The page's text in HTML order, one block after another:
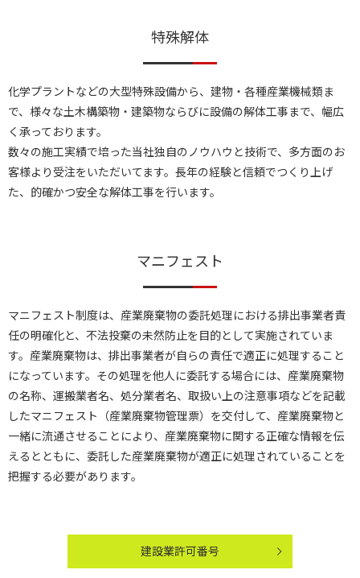
特殊解体
化学プラントなどの大型特殊設備から、建物・各種産業機械類ま
で、様々な土木構築物・建築物ならびに設備の解体工事まで、幅広
く承っております。
数々の施工実績で培った当社独自のノウハウと技術で、多方面のお
客様より受注をいただいてます。長年の経験と信頼でつくり上げ
た、的確かつ安全な解体工事を行います。
マニフェスト
マニフェスト制度は、産業廃棄物の委託処理における排出事業者責
任の明確化と、不法投棄の未然防止を目的として実施されていま
す。産業廃棄物は、排出事業者が自らの責任で適正に処理すること
になっています。その処理を他人に委託する場合には、産業廃棄物
の名称、運搬業者名、処分業者名、取扱い上の注意事項などを記載
したマニフェスト（産業廃棄物管理票）を交付して、産業廃棄物と
一緒に流通させることにより、産業廃棄物に関する正確な情報を伝
えるとともに、委託した産業廃棄物が適正に処理されていることを
把握する必要があります。
建設業許可番号